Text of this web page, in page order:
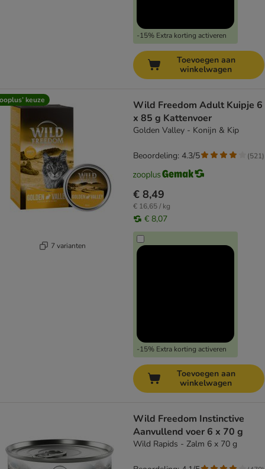
-15% Extra korting activeren
Toevoegen aan
winkelwagen
keuze
7 varianten
Wild Freedom Adult Kuipje 6
x 85 g Kattenvoer
Golden Valley - Konijn & Kip
€ 8,49
€ 16,65 / kg
€ 8,07
-15% Extra korting activeren
Beoordeling: 4.3/5 (521)
Toevoegen aan
winkelwagen
Wild Freedom Instinctive
Aanvullend voer 6 x 70 g
Wild Rapids - Zalm 6 x 70 g